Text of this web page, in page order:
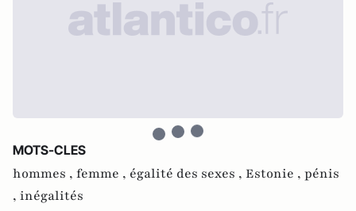
MOTS-CLES
hommes , femme , égalité des sexes , Estonie , pénis
, inégalités